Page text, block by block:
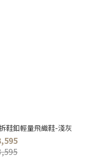
鞋釦輕量飛織鞋-淺灰